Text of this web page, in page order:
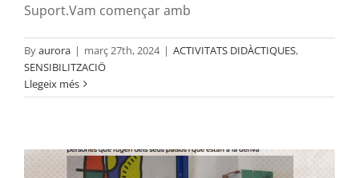
Suport.Vam començar amb
Byaurora | març 27th, 2024 | ACTIVITATS DIDÀCTIQUES,
SENSIBILITZACIÖ
Llegeix més
Entrevista a l’activista de la flota de
rescat civil i capità de vaixells Marco